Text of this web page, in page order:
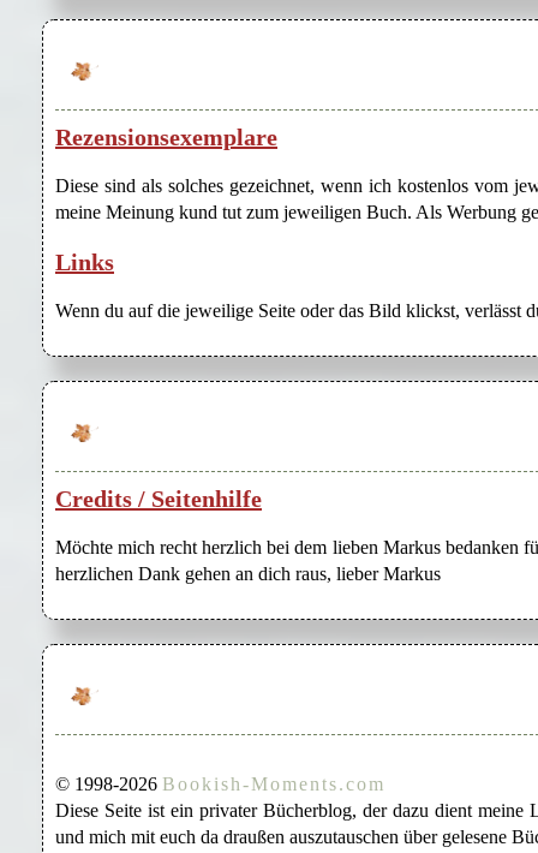
Rezensionsexemplare
Diese sind als solches gezeichnet, wenn ich kostenlos vom
meine Meinung kund tut zum jeweiligen Buch. Als Werbung
Links
Wenn du auf die jeweilige Seite oder das Bild klickst, verlässt
Credits / Seitenhilfe
Möchte mich recht herzlich bei dem lieben Markus bedanken
herzlichen Dank gehen an dich raus, lieber Markus
© 1998-2026 Bookish-Moments.com
Diese Seite ist ein privater Bücherblog, der dazu dient meine
und mich mit euch da draußen auszutauschen über gelesene